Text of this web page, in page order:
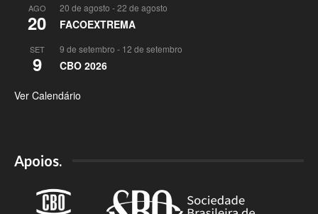
AGO
20
20 de agosto -22 de agosto
FACOEXTREMA
SET
9
9 de setembro - 12 de setembro
CBO 2026
Ver Calendário
Apoios.